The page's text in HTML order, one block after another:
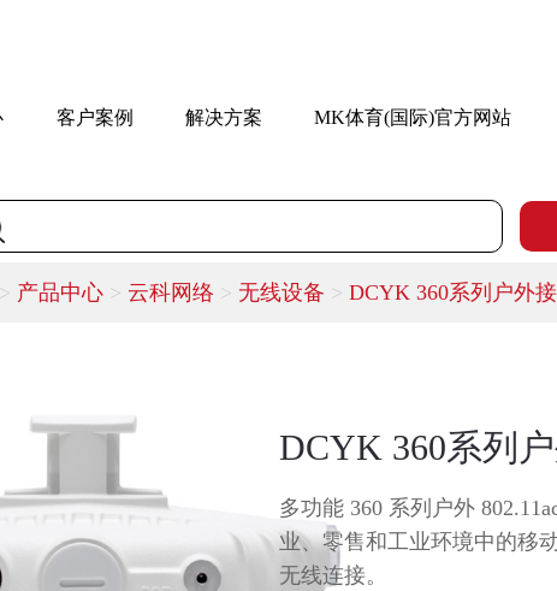
客户案例 解决方案 MK体育(国际)官方网站
产品中心> 云科网络 > 无线设备 > DCYK 360系列户外
DCYK 360系列
多功能 360 系列户外
业、零售和工业环境中的移
无线连接。